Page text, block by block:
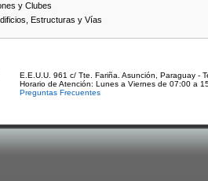
y Clubes
Estructuras y Vías
E.E.U.U. 961 c/ Tte. Fariña. Asunción, Paraguay -
Horario de Atención: Lunes a Viernes de 07:00 a
Preguntas Frecuentes